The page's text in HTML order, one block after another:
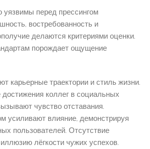
перед прессингом
востребованность и
делаются критериями оценки.
порождает ощущение
карьерные траектории и стиль жизни.
коллег в социальных
чувство отставания.
усиливают влияние, демонстрируя
пользователей. Отсутствие
лёгкости чужих успехов.